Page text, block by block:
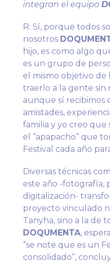
integran el equipo
R: Sí, porque todos
nosotros
hijo, es como algo
es un grupo de
el mismo objetivo de
traerlo a la gente sin
aunque sí recibimos
amistades,
familia y yo creo que
el ‘’apapacho’’ que
Festival cada año
Diversas técnicas
este año -fotografía,
digitalización-
proyecto vinculado
Tanyha, sino a la de
DOQUMENTA,
‘’se note que es un
consolidado’’,